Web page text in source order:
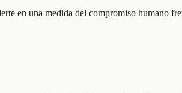
en una medida del compromiso